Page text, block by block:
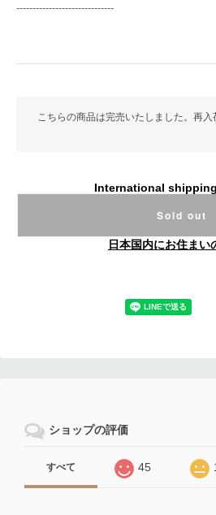
------------------------------
こちらの商品は完売いたしました。再入
International
Sold out
日本国内にお住まい
ショップの評価
すべて 45